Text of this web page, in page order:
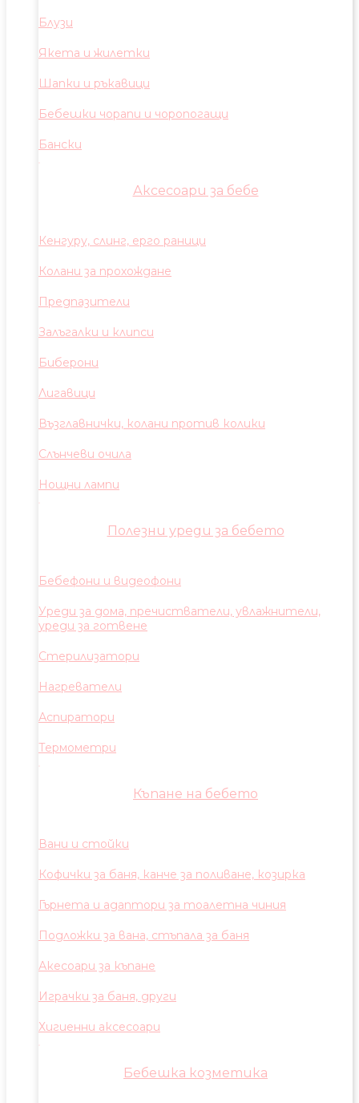
Блузи
Якета и жилетки
Шапки и ръкавици
Бебешки чорапи и чоропогащи
Бански
Аксесоари за бебе
Кенгуру, слинг, ерго раници
Колани за прохождане
Предпазители
Залъгалки и клипси
Биберони
Лигавици
Възглавнички, колани против колики
Слънчеви очила
Нощни лампи
Полезни уреди за бебето
Бебефони и видеофони
Уреди за дома, пречистватели, увлажнители,
уреди за готвене
Стерилизатори
Нагреватели
Аспиратори
Термометри
Къпане на бебето
Вани и стойки
Кофички за баня, канче за поливане, козирка
Гърнета и адаптори за тоалетна чиния
Подложки за вана, стъпала за баня
Акесоари за къпане
Играчки за баня, други
Хигиенни аксесоари
Бебешка козметика